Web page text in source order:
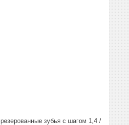
зубья с шагом 1,4 /